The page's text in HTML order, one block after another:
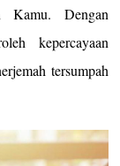
Kamu. Dengan
kepercayaan
tersumpah